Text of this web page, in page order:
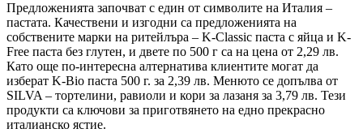
Предложенията започват с един от символите на Италия –
пастата. Качествени и изгодни са предложенията на
собствените марки на ритейлъра – K-Classic паста с яйца и K-
Free паста без глутен, и двете по 500 г са на цена от 2,29 лв.
Като още по-интересна алтернатива клиентите могат да
изберат K-Bio паста 500 г. за 2,39 лв. Менюто се допълва от
SILVA – тортелини, равиоли и кори за лазаня за 3,79 лв. Тези
продукти са ключови за приготвянето на едно прекрасно
италианско ястие.